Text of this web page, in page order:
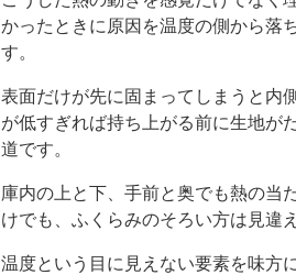
かったときに原因を温度の側から落
す。
表面だけが先に固まってしまうと内
が低すぎれば持ち上がる前に生地が
道です。
庫内の上と下、手前と奥でも熱の当
けでも、ふくらみのそろい方は見違
温度という目に見えない要素を味方